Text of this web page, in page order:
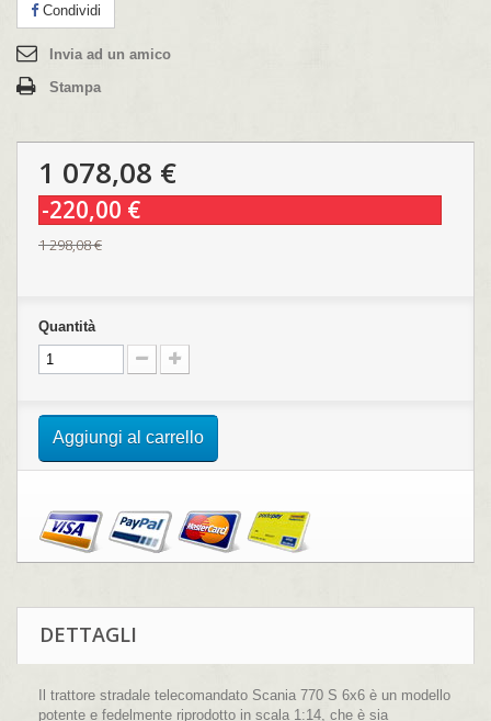
Condividi
Invia ad un amico
Stampa
1 078,08 €
-220,00 €
1 298,08 €
Quantità
Aggiungi al carrello
DETTAGLI
Il trattore stradale telecomandato Scania 770 S 6x6 è un modello
potente e fedelmente riprodotto in scala 1:14, che è sia